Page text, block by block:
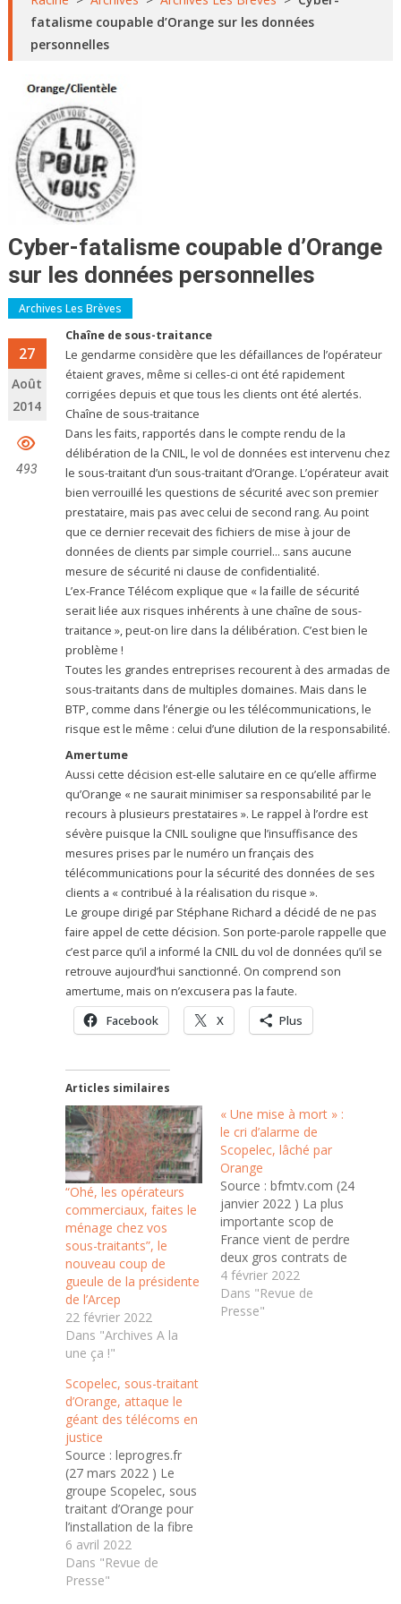
fatalisme coupable d’Orange sur les données
personnelles
Cyber-fatalisme coupable d’Orange
sur les données personnelles
Archives Les Brèves
27
Août
2014
493
Chaîne de sous-traitance
Le gendarme considère que les défaillances de l’opérateur
étaient graves, même si celles-ci ont été rapidement
corrigées depuis et que tous les clients ont été alertés.
Chaîne de sous-traitance
Dans les faits, rapportés dans le compte rendu de la
délibération de la CNIL, le vol de données est intervenu chez
le sous-traitant d’un sous-traitant d’Orange. L’opérateur avait
bien verrouillé les questions de sécurité avec son premier
prestataire, mais pas avec celui de second rang. Au point
que ce dernier recevait des fichiers de mise à jour de
données de clients par simple courriel… sans aucune
mesure de sécurité ni clause de confidentialité.
L’ex-France Télécom explique que « la faille de sécurité
serait liée aux risques inhérents à une chaîne de sous-
traitance », peut-on lire dans la délibération. C’est bien le
problème !
Toutes les grandes entreprises recourent à des armadas de
sous-traitants dans de multiples domaines. Mais dans le
BTP, comme dans l’énergie ou les télécommunications, le
risque est le même : celui d’une dilution de la responsabilité.
Amertume
Aussi cette décision est-elle salutaire en ce qu’elle affirme
qu’Orange « ne saurait minimiser sa responsabilité par le
recours à plusieurs prestataires ». Le rappel à l’ordre est
sévère puisque la CNIL souligne que l’insuffisance des
mesures prises par le numéro un français des
télécommunications pour la sécurité des données de ses
clients a « contribué à la réalisation du risque ».
Le groupe dirigé par Stéphane Richard a décidé de ne pas
faire appel de cette décision. Son porte-parole rappelle que
c’est parce qu’il a informé la CNIL du vol de données qu’il se
retrouve aujourd’hui sanctionné. On comprend son
amertume, mais on n’excusera pas la faute.
Facebook X Plus
Articles similaires
“Ohé, les opérateurs
commerciaux, faites le
ménage chez vos
sous-traitants”, le
nouveau coup de
gueule de la présidente
de l’Arcep
22 février 2022
Dans "Archives A la
une ça !"
« Une mise à mort » :
le cri d’alarme de
Scopelec, lâché par
Orange
Source : bfmtv.com (24
janvier 2022 ) La plus
importante scop de
France vient de perdre
deux gros contrats de
sous-traitance avec
Orange après plusieurs
dizaines d'années de
4 février 2022
Dans "Revue de
Presse"
Scopelec, sous-traitant
d’Orange, attaque le
géant des télécoms en
justice
Source : leprogres.fr
(27 mars 2022 ) Le
groupe Scopelec, sous
traitant d’Orange pour
l’installation de la fibre
optique, poursuit le
géant des télécoms en
justice. L’assignation
6 avril 2022
Dans "Revue de
Presse"